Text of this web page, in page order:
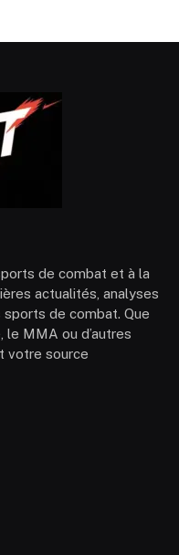
de combat et à la
actualités, analyses
de combat. Que
le MMA ou d’autres
votre source